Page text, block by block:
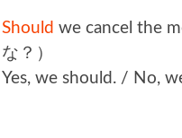
Should we cancel the
な？）
Yes, we should. / No,